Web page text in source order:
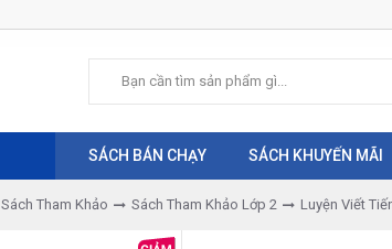
SÁCH BÁN CHẠY SÁCH KHUYẾN MÃI
Sách Tham Khảo Sách Tham Khảo Lớp 2 Luyện Viết